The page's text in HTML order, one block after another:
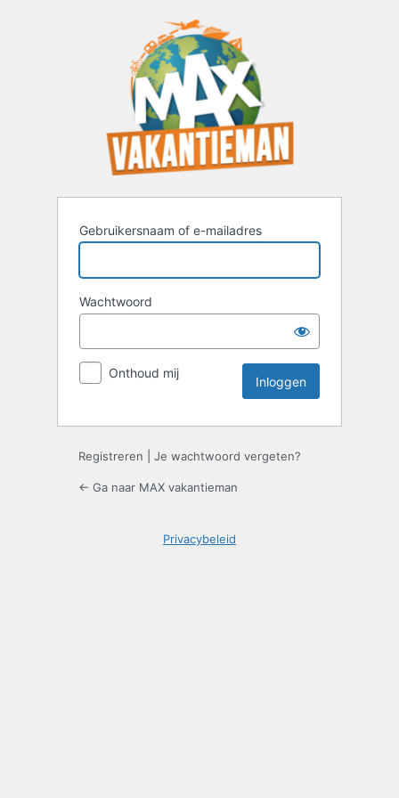
Gebruikersnaam of e-mailadres
Wachtwoord
Onthoud mij
Registreren Je wachtwoord vergeten?
← Ga naar MAX vakantieman
Privacybeleid